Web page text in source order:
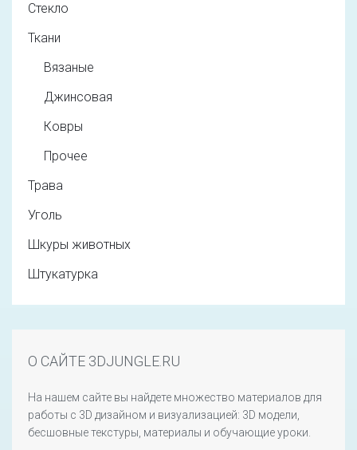
Стекло
Ткани
Вязаные
Джинсовая
Ковры
Прочее
Трава
Уголь
Шкуры животных
Штукатурка
О САЙТЕ 3DJUNGLE.RU
На нашем сайте вы найдете множество материалов для
работы с 3D дизайном и визуализацией: 3D модели,
бесшовные текстуры, материалы и обучающие уроки.